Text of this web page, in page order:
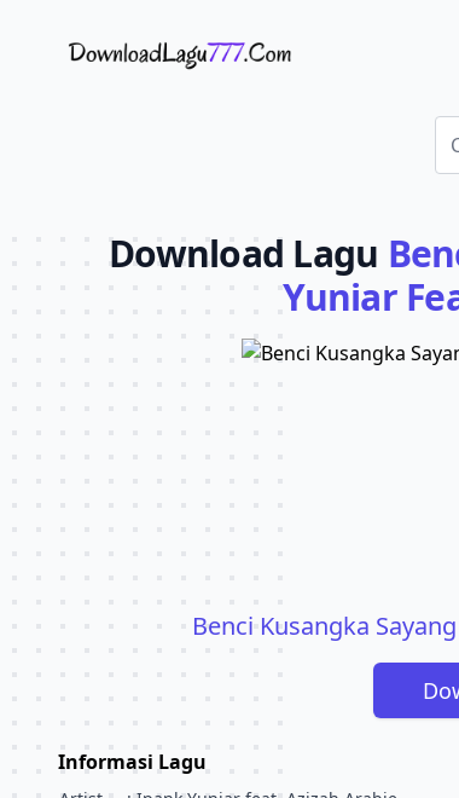
Download Lagu - LaguJoss.com
Download Lagu
Yuniar
Benci Kusangka
Informasi Lagu